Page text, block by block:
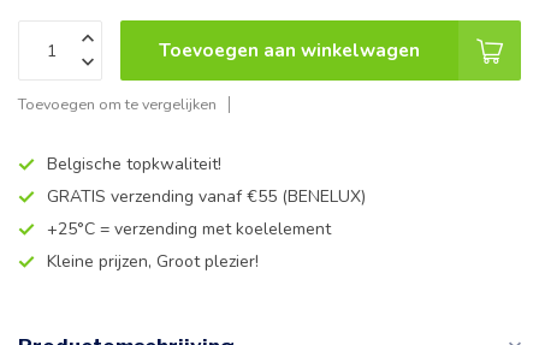
Toevoegen aan winkelwagen
Toevoegen om te vergelijken
Belgische topkwaliteit!
GRATIS verzending vanaf €55 (BENELUX)
+25°C = verzending met koelelement
Kleine prijzen, Groot plezier!